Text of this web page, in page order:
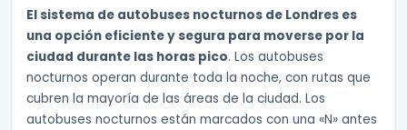
El sistema de autobuses nocturnos de Londres es
una opción eficiente y segura para moverse por la
ciudad durante las horas pico. Los autobuses
nocturnos operan durante toda la noche, con rutas que
cubren la mayoría de las áreas de la ciudad. Los
autobuses nocturnos están marcados con una «N» antes